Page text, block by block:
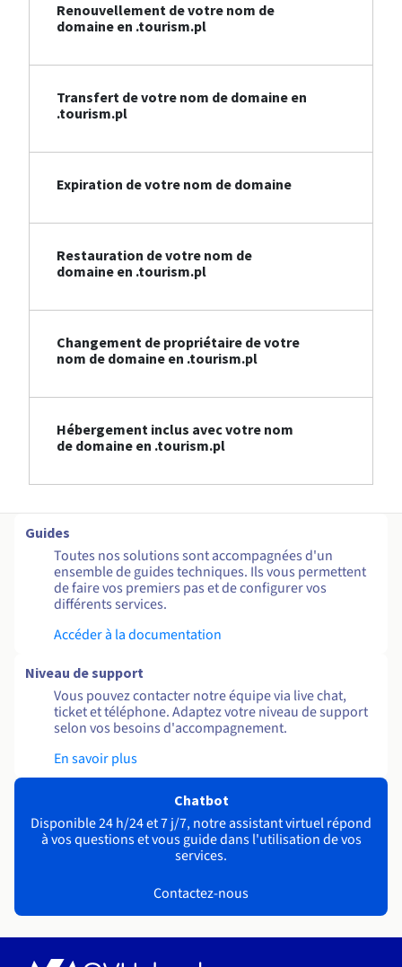
Renouvellement de votre nom de
domaine en .tourism.pl
Transfert de votre nom de domaine en
.tourism.pl
Expiration de votre nom de domaine
Restauration de votre nom de
domaine en .tourism.pl
Changement de propriétaire de votre
nom de domaine en .tourism.pl
Hébergement inclus avec votre nom
de domaine en .tourism.pl
Guides
Toutes nos solutions sont accompagnées d'un
ensemble de guides techniques. Ils vous permettent
de faire vos premiers pas et de configurer vos
différents services.
Accéder à la documentation
Niveau de support
Vous pouvez contacter notre équipe via live chat,
ticket et téléphone. Adaptez votre niveau de support
selon vos besoins d'accompagnement.
En savoir plus
Chatbot
Disponible 24 h/24 et 7 j/7, notre assistant virtuel répond
à vos questions et vous guide dans l'utilisation de vos
services.
Contactez-nous